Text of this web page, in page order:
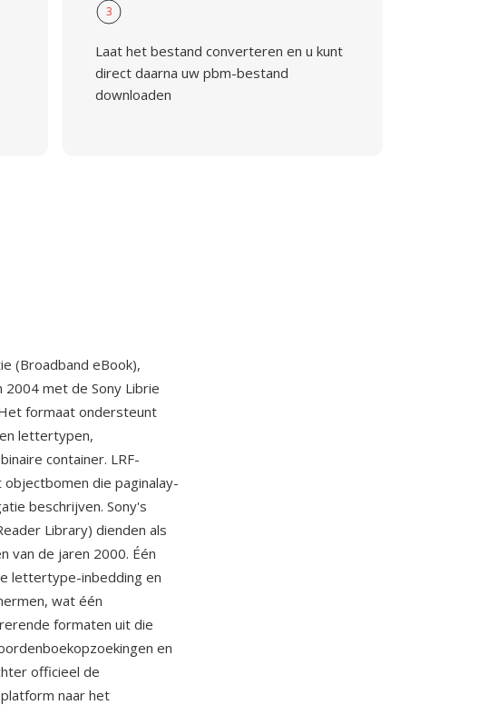
3
Laat het bestand converteren en u kunt
direct daarna uw pbm-bestand
downloaden
(Broadband eBook),
2004 met de Sony Librie
formaat ondersteunt
lettertypen,
container. LRF-
die paginalay-
beschrijven. Sony's
Library) dienden als
van de jaren 2000. Één
lettertype-inbedding en
wat één
formaten uit die
en
officieel de
naar het